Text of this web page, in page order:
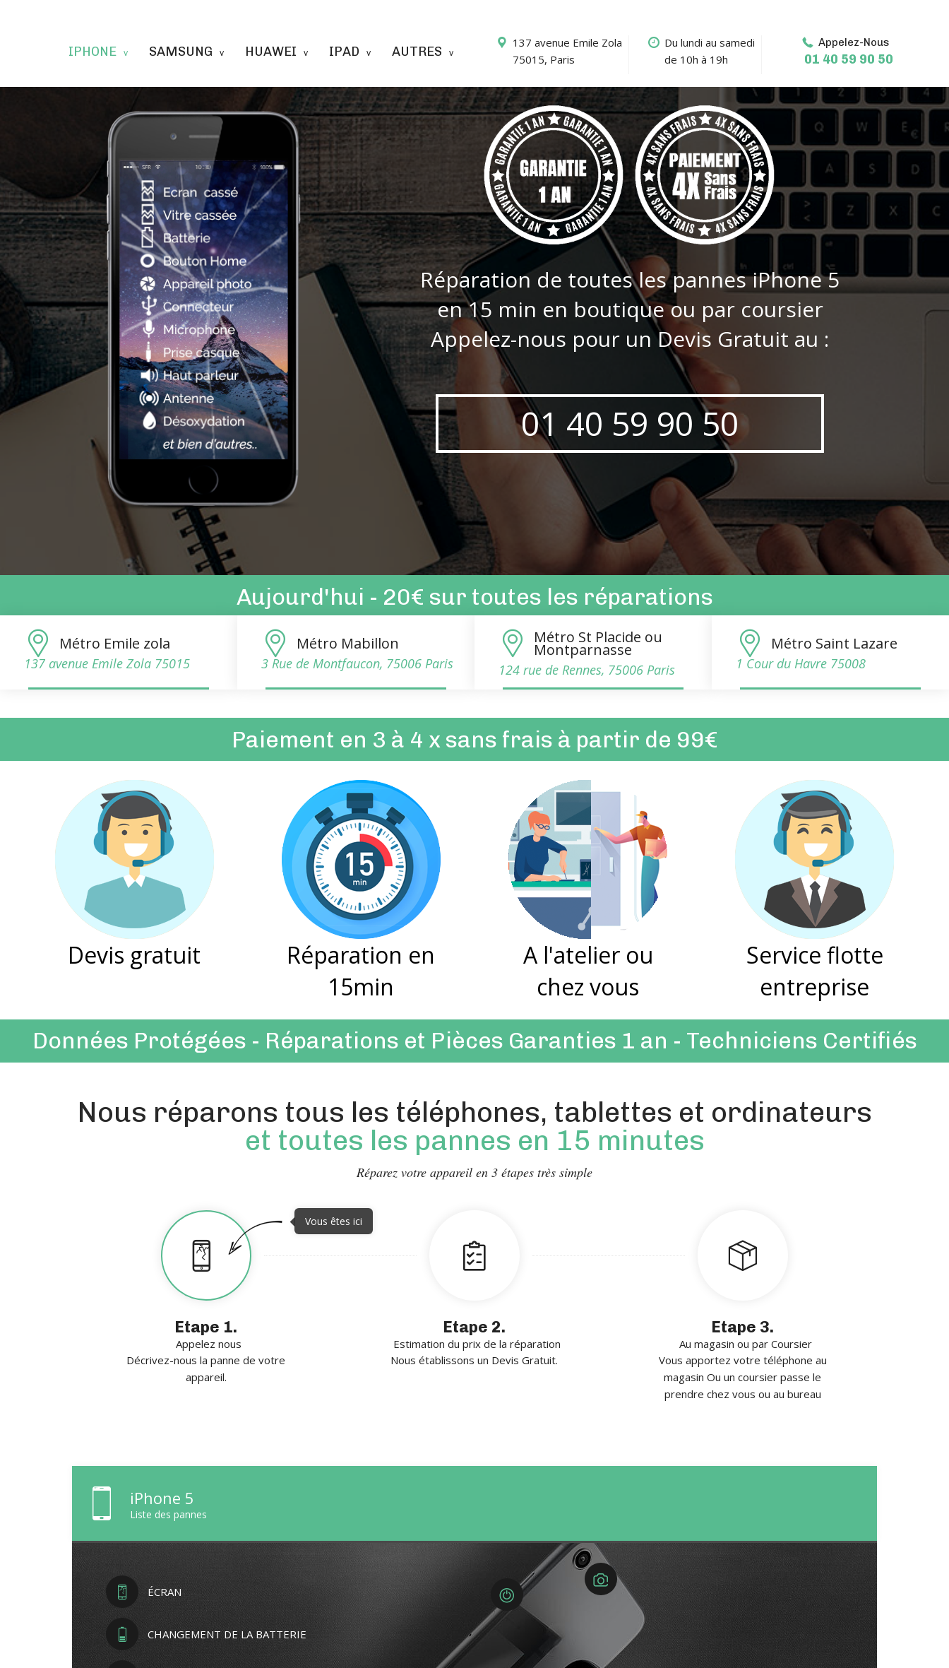
IPHONE SAMSUNG HUAWEI IPAD AUTRES
137 avenue Emile Zola
75015, Paris
Du lundi au samedi
de 10h à 19h
Appelez-Nous
01 40 59 90 50
Réparation de toutes les pannes iPhone 5
en 15 min en boutique ou par coursier
Appelez-nous pour un Devis Gratuit au :
01 40 59 90 50
Aujourd'hui - 20€ sur toutes les réparations
Métro Emile zola
137 avenue Emile Zola 75015
Métro Mabillon
3 Rue de Montfaucon, 75006 Paris
Métro St Placide ou
Montparnasse
124 rue de Rennes, 75006 Paris
Métro Saint Lazare
1 Cour du Havre 75008
Paiement en 3 à 4 x sans frais à partir de 99€
Devis gratuit
Réparation en
15min
A l'atelier ou
chez vous
Service flotte
entreprise
Données Protégées - Réparations et Pièces Garanties 1 an - Techniciens Certifiés
Nous réparons tous les téléphones, tablettes et ordinateurs
et toutes les pannes en 15 minutes
Réparez votre appareil en 3 étapes très simple
Vous êtes ici
Etape 1.
Appelez nous
Décrivez-nous la panne de votre
appareil.
Etape 2.
Estimation du prix de la réparation
Nous établissons un Devis Gratuit.
Etape 3.
Au magasin ou par Coursier
Vous apportez votre téléphone au
magasin Ou un coursier passe le
prendre chez vous ou au bureau
iPhone 5
Liste des pannes
ÉCRAN
CHANGEMENT DE LA BATTERIE